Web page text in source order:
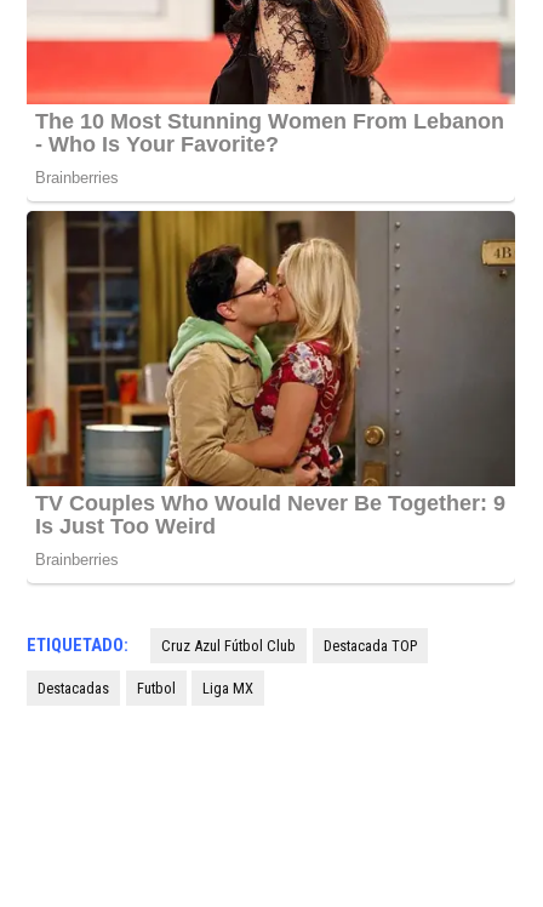
ETIQUETADO: Cruz Azul Fútbol Club Destacada TOP
Destacadas Futbol Liga MX